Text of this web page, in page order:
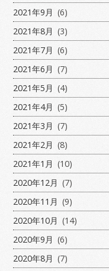
2021年9月 (6)
2021年8月 (3)
2021年7月 (6)
2021年6月 (7)
2021年5月 (4)
2021年4月 (5)
2021年3月 (7)
2021年2月 (8)
2021年1月 (10)
2020年12月 (7)
2020年11月 (9)
2020年10月 (14)
2020年9月 (6)
2020年8月 (7)